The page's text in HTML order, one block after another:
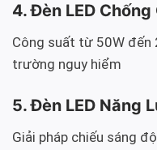
4. Đèn LED Chống
Công suất từ 50W đến
trường nguy hiểm
5. Đèn LED Năng
Giải pháp chiếu sáng